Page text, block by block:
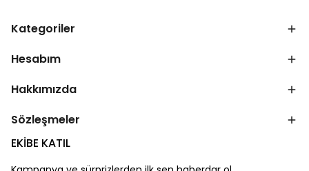
Kategoriler
Hesabım
Hakkımızda
Sözleşmeler
EKİBE KATIL